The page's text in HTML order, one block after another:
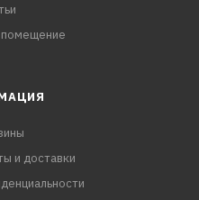
и доставки